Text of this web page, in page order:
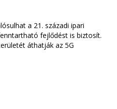
a 21. századi ipari
fejlődést is biztosít.
áthatják az 5G